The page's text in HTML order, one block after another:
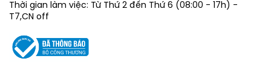
Thời gian làm việc: Từ Thứ 2 đến Thứ 6 (08:00 - 17h) -
T7,CN off